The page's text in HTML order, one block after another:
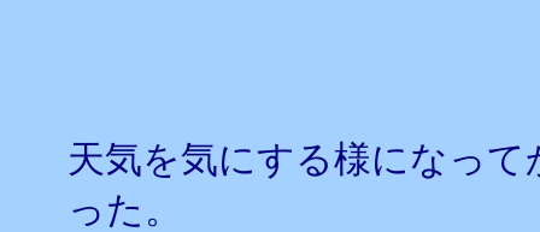
天気を気にする様になっ
った。